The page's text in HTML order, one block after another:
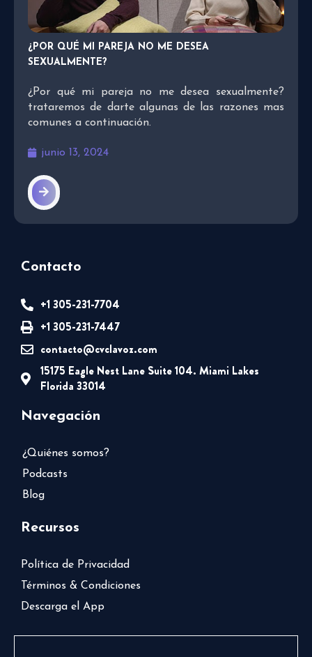
¿POR QUÉ MI PAREJA NO ME DESEA
SEXUALMENTE?
¿Por qué mi pareja no me desea sexualmente?
trataremos de darte algunas de las razones mas
comunes a continuación.
junio 13, 2024
Contacto
+1 305-231-7704
+1 305-231-7447
contacto@cvclavoz.com
15175 Eagle Nest Lane Suite 104. Miami Lakes
Florida 33014
Navegación
¿Quiénes somos?
Podcasts
Blog
Recursos
Política de Privacidad
Términos & Condiciones
Descarga el App